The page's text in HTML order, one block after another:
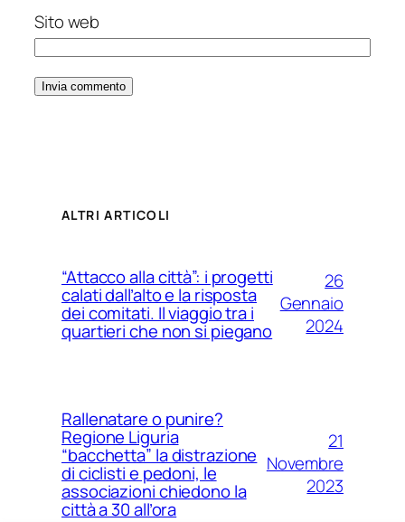
Sito web
ALTRI ARTICOLI
“Attacco alla città”: i progetti
calati dall’alto e la risposta
dei comitati. Il viaggio tra i
quartieri che non si piegano
26
Gennaio
2024
Rallenatare o punire?
Regione Liguria
“bacchetta” la distrazione
di ciclisti e pedoni, le
associazioni chiedono la
città a 30 all’ora
21
Novembre
2023